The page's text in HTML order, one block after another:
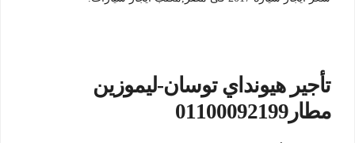
تأجير هيونداي توسان-ليموزين
مطار01100092199